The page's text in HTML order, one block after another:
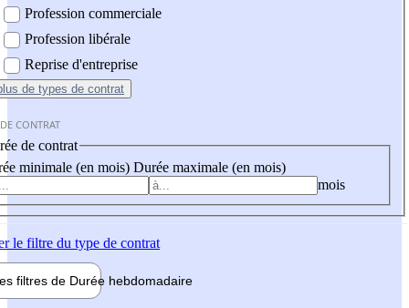
Profession commerciale
Profession libérale
Reprise d'entreprise
de types de contrat
CONTRAT
de contrat
minimale (en mois) Durée maximale (en mois)
mois
le filtre du type de contrat
filtres de Durée hebdomadaire